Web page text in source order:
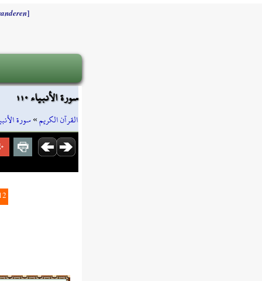
]
سورة الأنبياء ١١٠
القرآن الكريم»سورة